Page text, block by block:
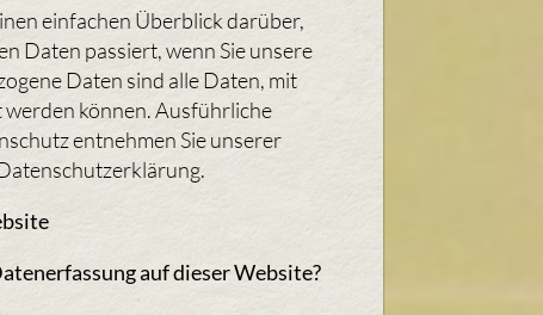
einfachen Überblick darüber,
Daten passiert, wenn Sie unsere
Daten sind alle Daten, mit
können. Ausführliche
entnehmen Sie unserer
auf dieser Website?